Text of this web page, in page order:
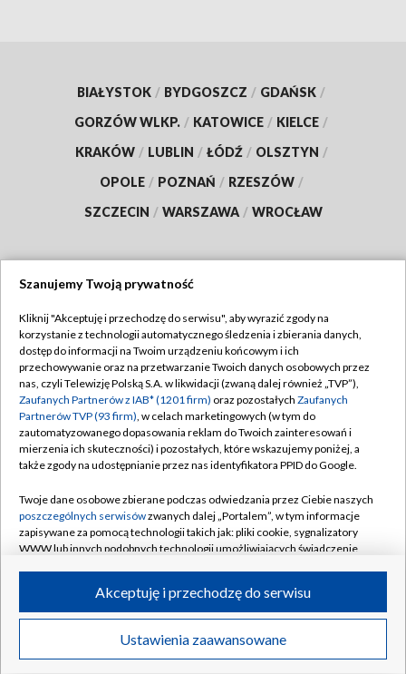
BIAŁYSTOK / BYDGOSZCZ / GDAŃSK /
GORZÓW WLKP. / KATOWICE / KIELCE /
KRAKÓW / LUBLIN / ŁÓDŹ / OLSZTYN /
OPOLE / POZNAŃ / RZESZÓW /
SZCZECIN / WARSZAWA / WROCŁAW
TVP
Abonament TVP
Emisja w TVP
Centrum informacji TVP
Naziemna Telewizja Cyfrowa
Rada Programowa
System NOS
Informacje o nadawcy
Program dla prasy
Ogłoszenie przetargowe
Regulamin TVP
Polityka prywatności
Moje zgody
Pomoc
Kontakt
Kanały
©2026 Telewizja Polska S.A. w likwidacji
Szanujemy Twoją prywatność
Kliknij "Akceptuję i przechodzę do serwisu", aby wyrazić zgody na
korzystanie z technologii automatycznego śledzenia i zbierania danych,
dostęp do informacji na Twoim urządzeniu końcowym i ich
przechowywanie oraz na przetwarzanie Twoich danych osobowych przez
nas, czyli Telewizję Polską S.A. w likwidacji (zwaną dalej również „TVP”),
Zaufanych Partnerów z IAB* (1201 firm) oraz pozostałych Zaufanych
Partnerów TVP (93 firm), w celach marketingowych (w tym do
zautomatyzowanego dopasowania reklam do Twoich zainteresowań i
mierzenia ich skuteczności) i pozostałych, które wskazujemy poniżej, a
także zgody na udostępnianie przez nas identyfikatora PPID do Google.
Twoje dane osobowe zbierane podczas odwiedzania przez Ciebie naszych
poszczególnych serwisówzwanych dalej „Portalem”, w tym informacje
zapisywane za pomocą technologii takich jak: pliki cookie, sygnalizatory
WWW lub innych podobnych technologii umożliwiających świadczenie
ruchu w Internecie.
Twoje dane osobowe zbierane podczas odwiedzania przez Ciebie
poszczególnych serwisówna Portalu, takie jak adresy IP, identyfikatory
Ustawienia zaawansowane
Akceptuję i przechodzę do serwisu